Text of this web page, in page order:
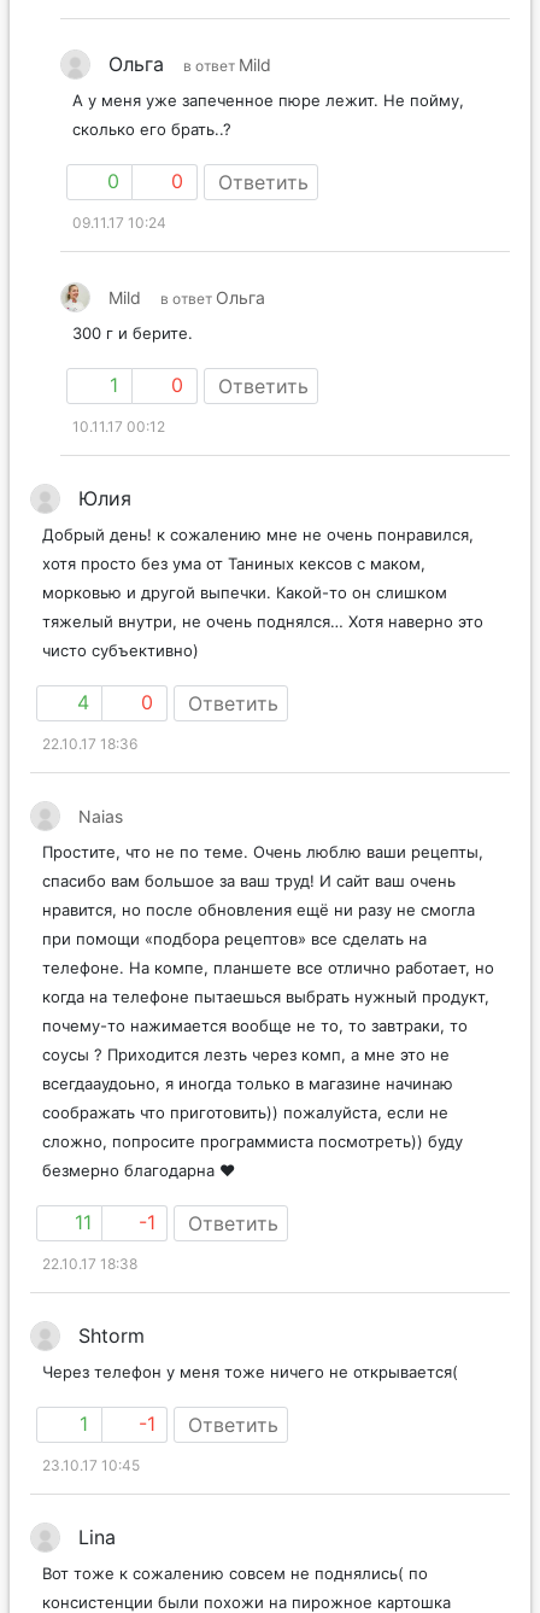
Ольга в ответ Mild
А у меня уже запеченное пюре лежит. Не пойму,
сколько его брать..?
0 0 Ответить
09.11.17 10:24
Mild в ответ Ольга
300 г и берите.
1 0 Ответить
10.11.17 00:12
Юлия
Добрый день! к сожалению мне не очень понравился,
хотя просто без ума от Таниных кексов с маком,
морковью и другой выпечки. Какой-то он слишком
тяжелый внутри, не очень поднялся… Хотя наверно это
чисто субъективно)
4 0 Ответить
22.10.17 18:36
Naias
Простите, что не по теме. Очень люблю ваши рецепты,
спасибо вам большое за ваш труд! И сайт ваш очень
нравится, но после обновления ещё ни разу не смогла
при помощи «подбора рецептов» все сделать на
телефоне. На компе, планшете все отлично работает, но
когда на телефоне пытаешься выбрать нужный продукт,
почему-то нажимается вообще не то, то завтраки, то
соусы ? Приходится лезть через комп, а мне это не
всегдааудоьно, я иногда только в магазине начинаю
соображать что приготовить)) пожалуйста, если не
сложно, попросите программиста посмотреть)) буду
безмерно благодарна ❤️
11 -1 Ответить
22.10.17 18:38
Shtorm
Через телефон у меня тоже ничего не открывается(
1 -1 Ответить
23.10.17 10:45
Lina
Вот тоже к сожалению совсем не поднялись( по
консистенции были похожи на пирожное картошка